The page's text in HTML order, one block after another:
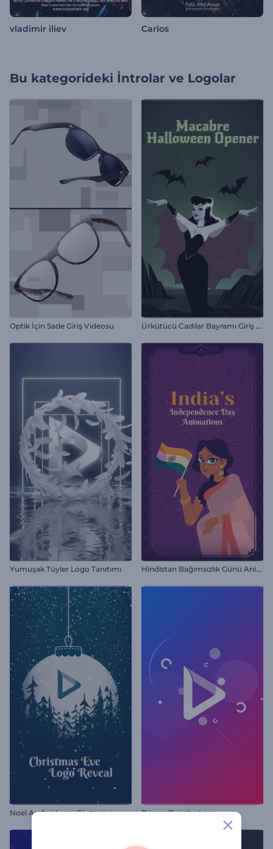
vladimir iliev Carlos
Bu kategorideki İntrolar ve Logolar
Optik İçin Sade Giriş Videosu Ü
rkütücü Cadılar Bayramı Giriş Videosu
Yumuşak Tüyler Logo Tanıtımı H
indistan Bağımsızlık Günü Animasyonları
Noel Arefesi Logo Gösterimi Dönen Daireler Logo